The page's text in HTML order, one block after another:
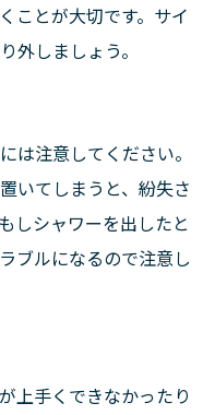
ことが大切です。サイ
外しましょう。
は注意してください。
いてしまうと、紛失さ
しシャワーを出したと
ブルになるので注意し
上手くできなかったり